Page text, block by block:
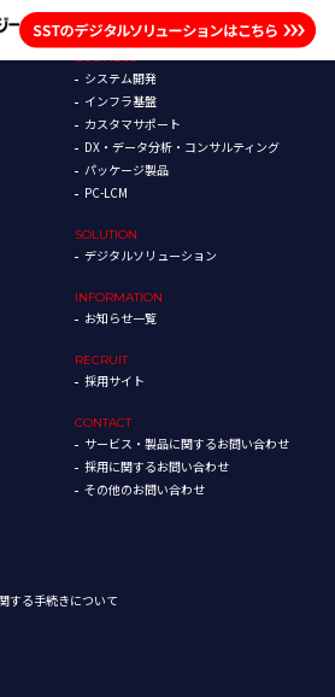
BUSINESS
システム開発
インフラ基盤
カスタマサポート
DX・データ分析・コンサルティング
パッケージ製品
PC-LCM
SOLUTION
デジタルソリューション
INFORMATION
お知らせ一覧
RECRUIT
採用サイト
CONTACT
サービス・製品に関するお問い合わせ
採用に関するお問い合わせ
その他のお問い合わせ
する手続きについて